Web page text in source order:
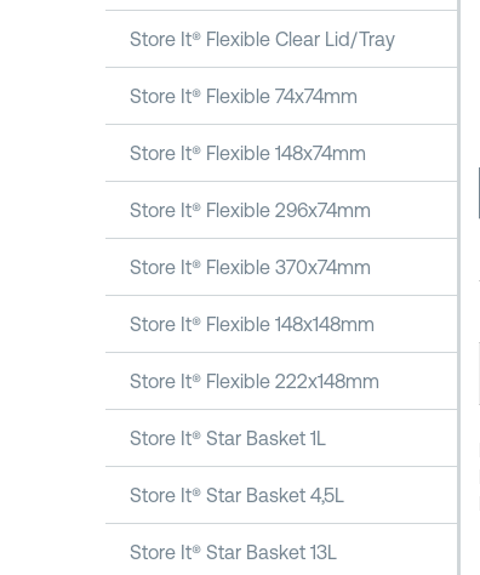
Store It® Flexible Clear Lid/Tray
Store It® Flexible 74x74mm
Store It® Flexible 148x74mm
Store It® Flexible 296x74mm
Store It® Flexible 370x74mm
Store It® Flexible 148x148mm
Store It® Flexible 222x148mm
Store It® Star Basket 1L
Store It® Star Basket 4,5L
Store It® Star Basket 13L